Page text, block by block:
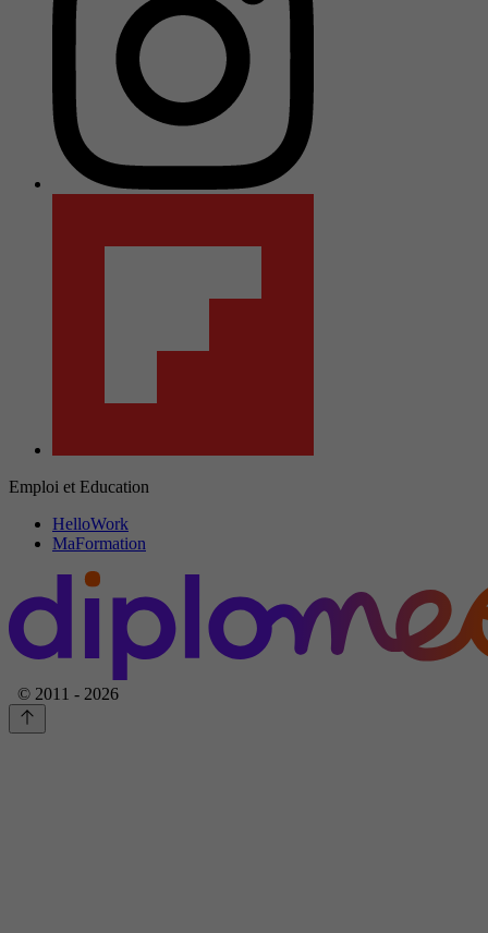
Emploi et Education
HelloWork
MaFormation
© 2011 - 2026